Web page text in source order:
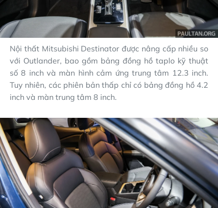
Nội thất Mitsubishi Destinator được nâng cấp nhiều so
với Outlander, bao gồm bảng đồng hồ taplo kỹ thuật
số 8 inch và màn hình cảm ứng trung tâm 12.3 inch.
Tuy nhiên, các phiên bản thấp chỉ có bảng đồng hồ 4.2
inch và màn trung tâm 8 inch.